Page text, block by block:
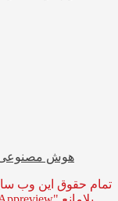
هوش مصنوعی
تمام حقوق این وب